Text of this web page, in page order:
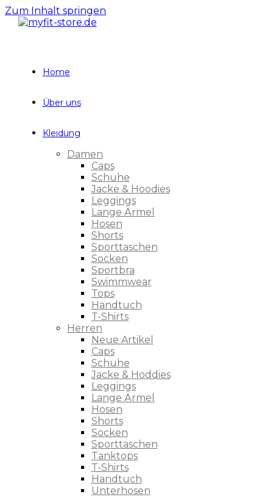
Zum Inhalt springen
Home
Über uns
Kleidung
Damen
Caps
Schuhe
Jacke & Hoodies
Leggings
Lange Ärmel
Hosen
Shorts
Sporttaschen
Socken
Sportbra
Swimmwear
Tops
Handtuch
T-Shirts
Herren
Neue Artikel
Caps
Schuhe
Jacke & Hoddies
Leggings
Lange Ärmel
Hosen
Shorts
Socken
Sporttaschen
Tanktops
T-Shirts
Handtuch
Unterhosen